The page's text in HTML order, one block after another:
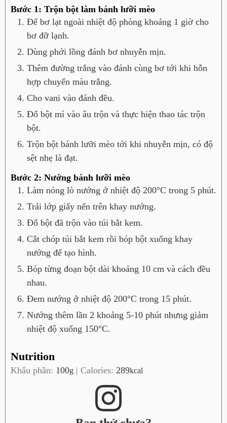
Bước 1: Trộn bột làm bánh lưỡi mèo
Để bơ lạt ngoài nhiệt độ phòng khoảng 1 giờ cho
bơ đỡ lạnh.
Dùng phới lồng đánh bơ nhuyễn mịn.
Thêm đường trắng vào đánh cùng bơ tới khi hỗn
hợp chuyển màu trắng.
Cho vani vào đánh đều.
Đổ bột mì vào âu trộn và thực hiện thao tác trộn
bột.
Trộn bột bánh lưỡi mèo tới khi nhuyễn mịn, có độ
sệt nhẹ là đạt.
Bước 2: Nướng bánh lưỡi mèo
Làm nóng lò nướng ở nhiệt độ 200°C trong 5 phút.
Trải lớp giấy nến trên khay nướng.
Đổ bột đã trộn vào túi bắt kem.
Cắt chóp túi bắt kem rồi bóp bột xuống khay
nướng để tạo hình.
Bóp từng đoạn bột dài khoảng 10 cm và cách đều
nhau.
Đem nướng ở nhiệt độ 200°C trong 15 phút.
Nướng thêm lần 2 khoảng 5-10 phút nhưng giảm
nhiệt độ xuống 150°C.
Nutrition
Khẩu phần: 100g | Calories: 289kcal